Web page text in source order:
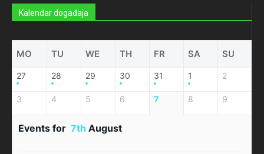
Kalendar događaja
MO TU WE TH FR SA SU
27 28 29 30 31 1 2
3 4 5 6 7 8 9
Events for 7th August